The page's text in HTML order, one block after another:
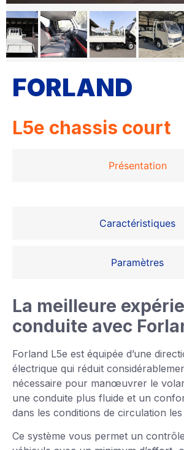
FORLAND
L5e chassis court
Présentation
Caractéristiques
Paramètres
La meilleure
conduite avec
Forland L5e est équipée d’une
électrique qui réduit
nécessaire pour manœuvrer le
une conduite plus fluide et un
dans les conditions de circulation
Ce système vous permet un